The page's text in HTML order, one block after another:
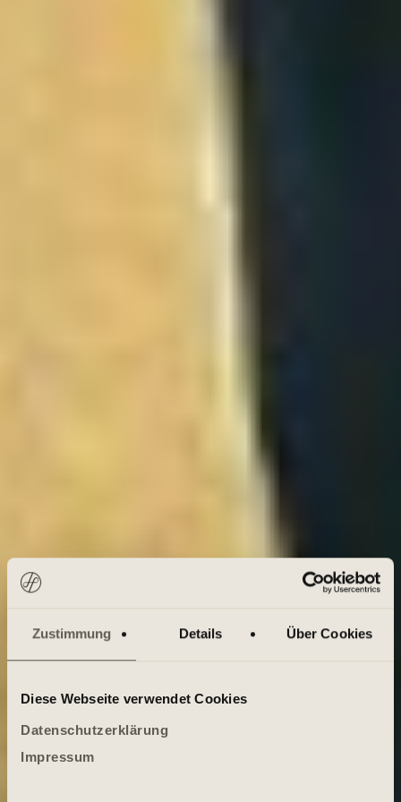
Zustimmung Details Über Cookies
Diese Webseite verwendet Cookies
Datenschutzerklärung
Impressum